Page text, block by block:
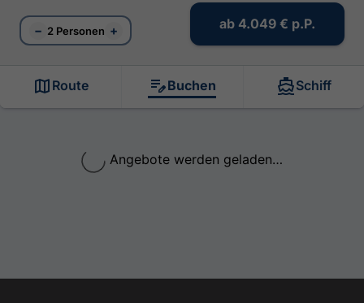
− 2 Personen + ab 4.049 € p.P.
Route Buchen Schiff
Angebote werden geladen…